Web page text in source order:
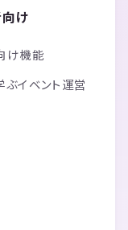
け
け機能
ぶイベント運営